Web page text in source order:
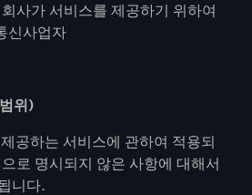
사가 서비스를 제공하기 위하여
신사업자
위)
공하는 서비스에 관하여 적용되
로 명시되지 않은 사항에 대해서
니다.